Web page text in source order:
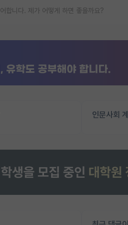
합니다. 제가 어떻게 하면 좋을까요?
인문사회